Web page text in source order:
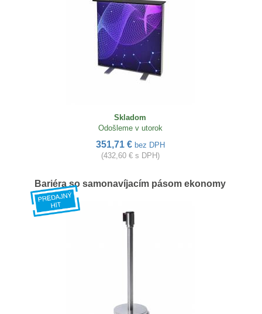
Skladom
Odošleme v utorok
351,71 € bez DPH
(432,60 € s DPH)
Bariéra so samonavíjacím pásom ekonomy